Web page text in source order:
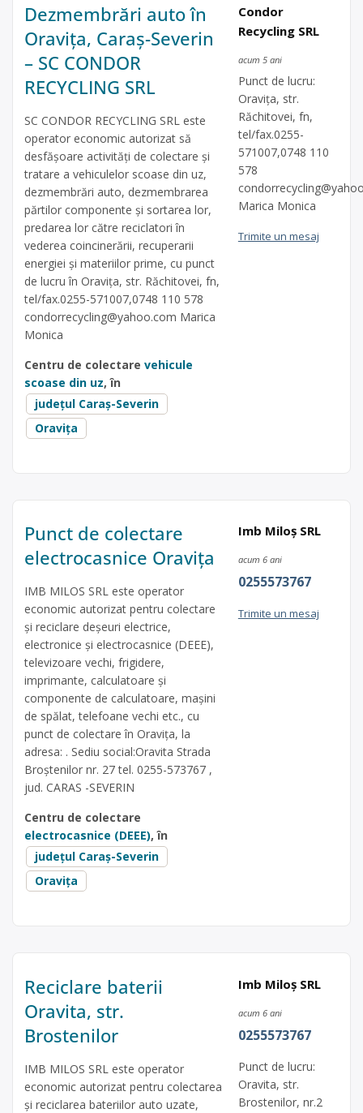
Dezmembrări auto în
Oravița, Caraș-Severin
– SC CONDOR
RECYCLING SRL
SC CONDOR RECYCLING SRL este
operator economic autorizat să
desfăşoare activităţi de colectare şi
tratare a vehiculelor scoase din uz,
dezmembrări auto, dezmembrarea
părtilor componente și sortarea lor,
predarea lor către reciclatori în
vederea coincinerării, recuperarii
energiei și materiilor prime, cu punct
de lucru în Oravița, str. Răchitovei, fn,
tel/fax.0255-571007,0748 110 578
condorrecycling@yahoo.com Marica
Monica
Centru de colectare vehicule
scoase din uz, în
județul Caraș-Severin
Oravița
Condor
Recycling SRL
acum 5 ani
Punct de lucru:
Oravița, str.
Răchitovei, fn,
tel/fax.0255-
571007,0748 110
578
Marica Monica
Trimite un mesaj
Punct de colectare
electrocasnice Oravița
IMB MILOS SRL este operator
economic autorizat pentru colectare
și reciclare deșeuri electrice,
electronice și electrocasnice (DEEE),
televizoare vechi, frigidere,
imprimante, calculatoare și
componente de calculatoare, mașini
de spălat, telefoane vechi etc., cu
punct de colectare în Oravița, la
adresa: . Sediu social:Oravita Strada
Broștenilor nr. 27 tel. 0255-573767 ,
jud. CARAS -SEVERIN
Centru de colectare
electrocasnice (DEEE), în
județul Caraș-Severin
Oravița
Imb Miloș SRL
acum 6 ani
0255573767
Trimite un mesaj
Reciclare baterii
Oravita, str.
Brostenilor
IMB MILOS SRL este operator
economic autorizat pentru colectarea
și reciclarea bateriilor auto uzate,
Imb Miloș SRL
acum 6 ani
0255573767
Punct de lucru:
Oravita, str.
Brostenilor, nr.2